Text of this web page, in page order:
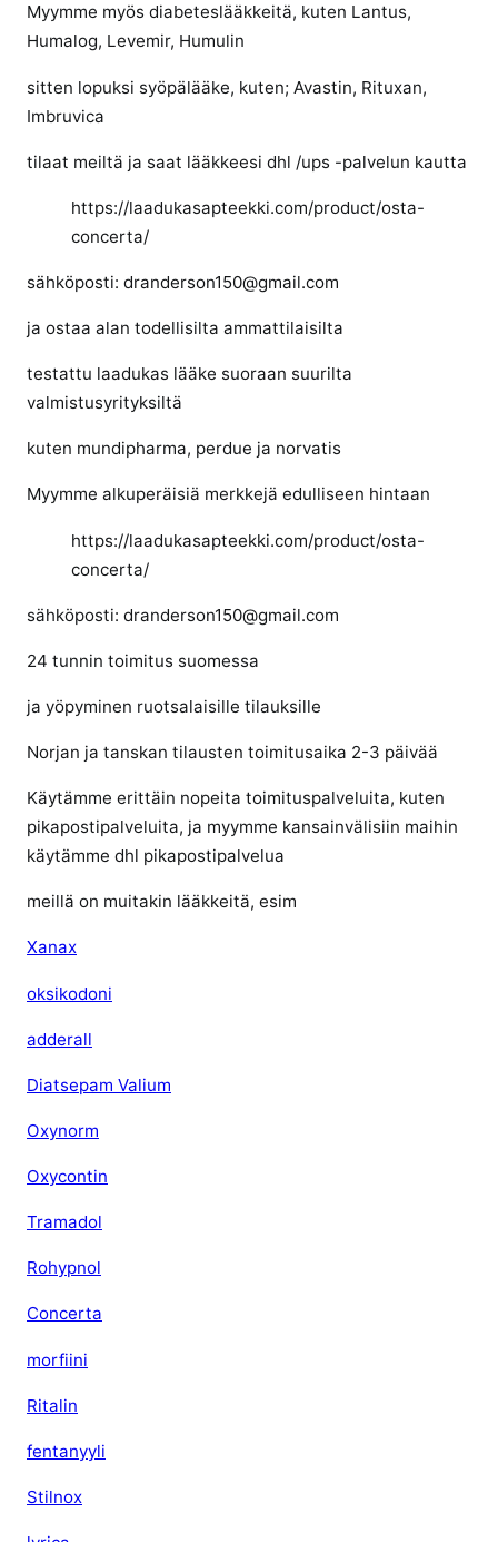
t
o
e
a
Myymme myös diabeteslääkkeitä, kuten Lantus,
Humalog, Levemir, Humulin
sitten lopuksi syöpälääke, kuten; Avastin, Rituxan,
Imbruvica
tilaat meiltä ja saat lääkkeesi dhl /ups -palvelun kautta
https://laadukasapteekki.com/product/osta-
concerta/
sähköposti: dranderson150@gmail.com
ja ostaa alan todellisilta ammattilaisilta
testattu laadukas lääke suoraan suurilta
valmistusyrityksiltä
kuten mundipharma, perdue ja norvatis
Myymme alkuperäisiä merkkejä edulliseen hintaan
https://laadukasapteekki.com/product/osta-
concerta/
sähköposti: dranderson150@gmail.com
24 tunnin toimitus suomessa
ja yöpyminen ruotsalaisille tilauksille
Norjan ja tanskan tilausten toimitusaika 2-3 päivää
Käytämme erittäin nopeita toimituspalveluita, kuten
pikapostipalveluita, ja myymme kansainvälisiin maihin
käytämme dhl pikapostipalvelua
meillä on muitakin lääkkeitä, esim
Xanax
oksikodoni
adderall
Diatsepam Valium
Oxynorm
Oxycontin
Tramadol
Rohypnol
Concerta
morfiini
Ritalin
fentanyyli
Stilnox